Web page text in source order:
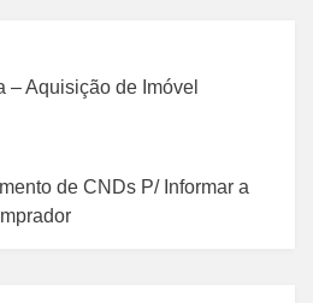
Aquisição de Imóvel
de CNDs P/ Informar a